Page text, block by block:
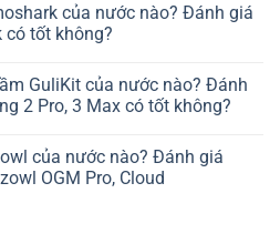
của nước nào? Đánh giá
có tốt không?
GuliKit của nước nào? Đánh
2 Pro, 3 Max có tốt không?
của nước nào? Đánh giá
OGM Pro, Cloud